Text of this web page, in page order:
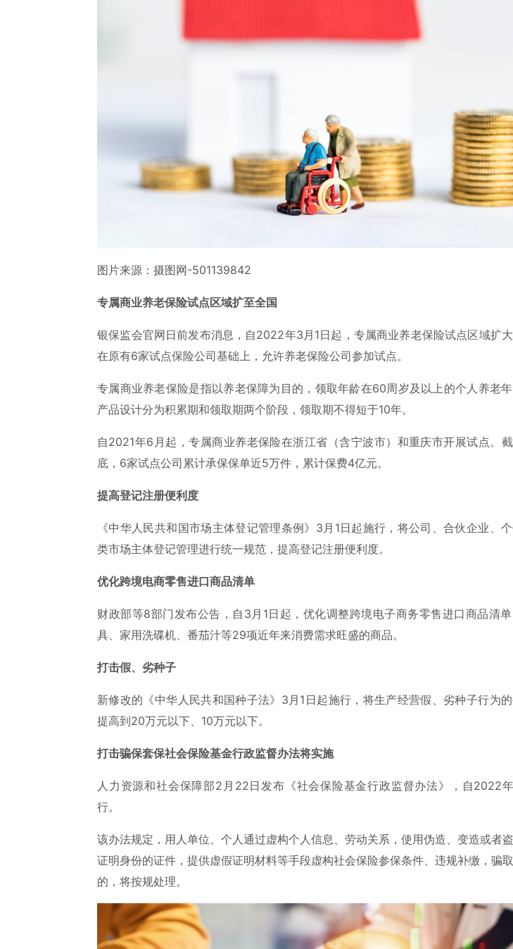
图片来源：摄图网-501139842
专属商业养老保险试点区域扩至全国
银保监会官网日前发布消息，自2022年3月1日起，专属商业养老保险试点区域扩大
在原有6家试点保险公司基础上，允许养老保险公司参加试点。
专属商业养老保险是指以养老保障为目的，领取年龄在60周岁及以上的个人养老年
产品设计分为积累期和领取期两个阶段，领取期不得短于10年。
自2021年6月起，专属商业养老保险在浙江省（含宁波市）和重庆市开展试点。
底，6家试点公司累计承保保单近5万件，累计保费4亿元。
提高登记注册便利度
《中华人民共和国市场主体登记管理条例》3月1日起施行，将公司、合伙企业、
类市场主体登记管理进行统一规范，提高登记注册便利度。
优化跨境电商零售进口商品清单
财政部等8部门发布公告，自3月1日起，优化调整跨境电子商务零售进口商品清
具、家用洗碟机、番茄汁等29项近年来消费需求旺盛的商品。
打击假、劣种子
新修改的《中华人民共和国种子法》3月1日起施行，将生产经营假、劣种子行为
提高到20万元以下、10万元以下。
打击骗保套保社会保险基金行政监督办法将实施
人力资源和社会保障部2月22日发布《社会保险基金行政监督办法》，自2022
行。
该办法规定，用人单位、个人通过虚构个人信息、劳动关系，使用伪造、变造或者
证明身份的证件，提供虚假证明材料等手段虚构社会保险参保条件、违规补缴，骗
的，将按规处理。